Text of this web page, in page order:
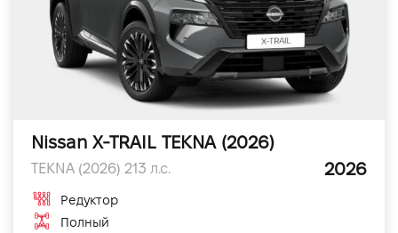
Nissan X-TRAIL TEKNA (2026)
TEKNA (2026) 213 л.с. 2026
Редуктор
Полный